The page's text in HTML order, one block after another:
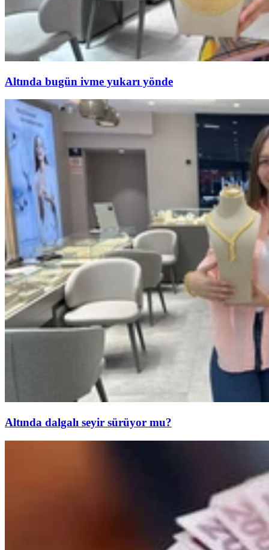
Altında bugün ivme yukarı yönde
Altında dalgalı seyir sürüyor mu?